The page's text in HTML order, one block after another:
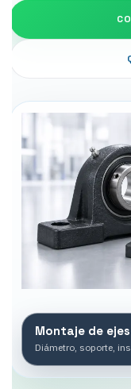
Montaje de ejes
Diámetro, soporte,